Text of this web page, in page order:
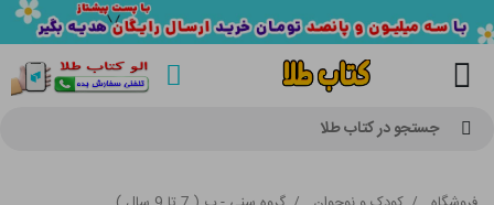
جستجو در کتاب طلا